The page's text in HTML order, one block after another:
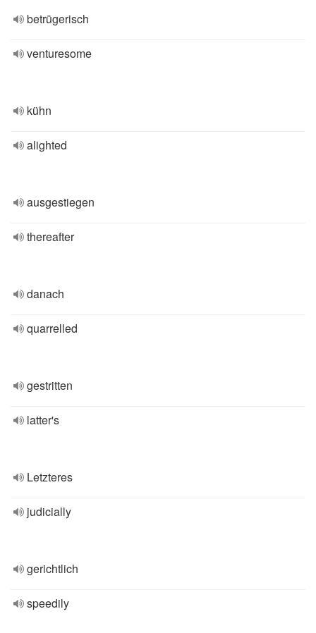
betrügerisch
venturesome
kühn
alighted
ausgestiegen
thereafter
danach
quarrelled
gestritten
latter's
Letzteres
judicially
gerichtlich
speedily